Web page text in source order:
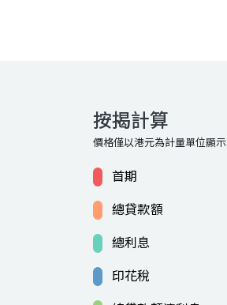
按揭計算
價格僅以港元為計量單位顯示
首期
總貸款額
總利息
印花稅